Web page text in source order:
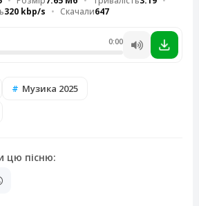
320 kbp/s Скачали647
0:00
Музика 2025
цю пісню: